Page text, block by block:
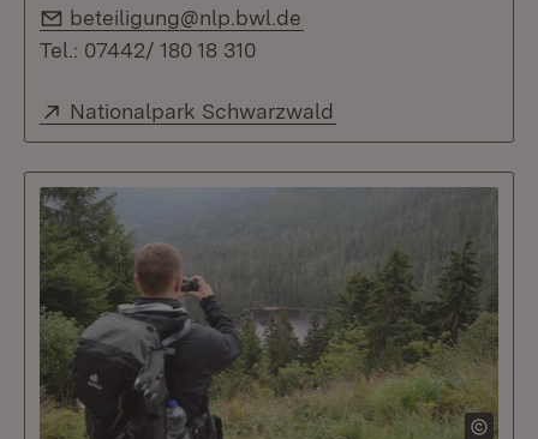
E-Mail:
beteiligung@nlp.bwl.de
Tel.: 07442/ 180 18 310
Extern:
Nationalpark Schwarzwald